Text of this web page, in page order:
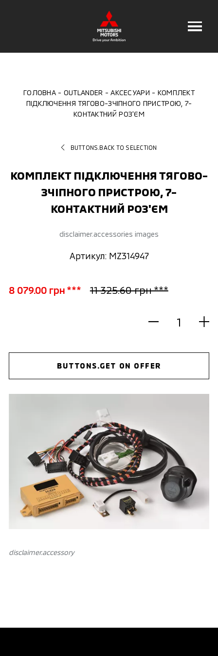
ГОЛОВНА OUTLANDER АКСЕСУАРИ
КОМПЛЕКТ
ПІДКЛЮЧЕННЯ ТЯГОВО-ЗЧІПНОГО ПРИСТРОЮ, 7-
КОНТАКТНИЙ РОЗ'ЄМ
BUTTONS.BACK TO SELECTION
КОМПЛЕКТ ПІДКЛЮЧЕННЯ ТЯГОВО-
ЗЧІПНОГО ПРИСТРОЮ, 7-
КОНТАКТНИЙ РОЗ'ЄМ
disclaimer.accessories images
Артикул: MZ314947
8 079.00 грн *** 11 325.60 грн ***
BUTTONS.GET ON OFFER
disclaimer.аccessory